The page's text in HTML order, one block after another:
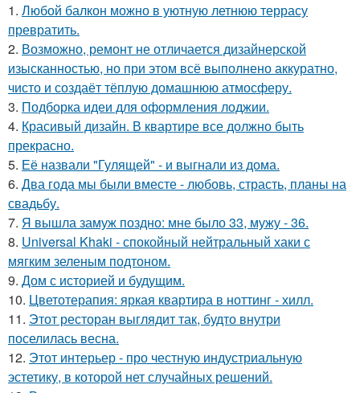
1. Любой балкон можно в уютную летнюю террасу
превратить.
2. Возможно, ремонт не отличается дизайнерской
изысканностью, но при этом всё выполнено аккуратно,
чисто и создаёт тёплую домашнюю атмосферу.
3. Подборка идеи для оформления лоджии.
4. Красивый дизайн. В квартире все должно быть
прекрасно.
5. Её назвали "Гулящей" - и выгнали из дома.
6. Два года мы были вместе - любовь, страсть, планы на
свадьбу.
7. Я вышла замуж поздно: мне было 33, мужу - 36.
8. Universal Khaki - спокойный нейтральный хаки с
мягким зеленым подтоном.
9. Дом с историей и будущим.
10. Цветотерапия: яркая квартира в ноттинг - хилл.
11. Этот ресторан выглядит так, будто внутри
поселилась весна.
12. Этот интерьер - про честную индустриальную
эстетику, в которой нет случайных решений.